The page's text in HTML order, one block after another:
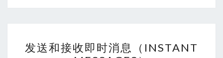
送
发送和接收即时消息（INSTANT